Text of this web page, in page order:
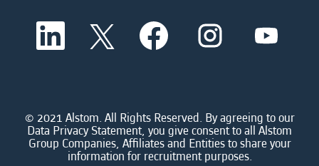
W
r
e
i
n
e
W
i
r
e
n
e
W
e
i
n
e
W
e
i
n
e
W
e
i
n
e
© 2021 Alstom. All Rights Reserved. By agreeing to our
Data Privacy Statement, you give consent to all Alstom
Group Companies, Affiliates and Entities to share your
information for recruitment purposes.